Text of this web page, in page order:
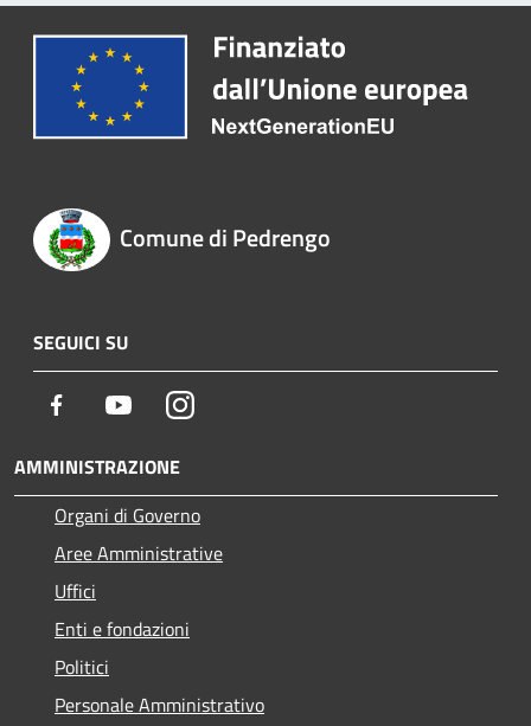
Comune di Pedrengo
SEGUICI SU
Facebook YoutubeInstagram
AMMINISTRAZIONE
Organi di Governo
Aree Amministrative
Uffici
Enti e fondazioni
Politici
Personale Amministrativo